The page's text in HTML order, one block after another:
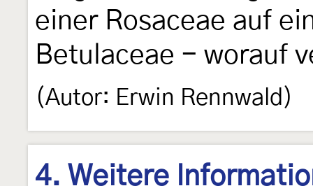
einer Rosaceae auf
Betulaceae - worauf
(Autor: Erwin Rennwald)
4. Weitere